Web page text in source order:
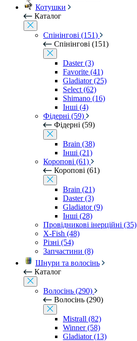
Котушки
Каталог
Спінінгові (151)
Спінінгові (151)
Daster (3)
Favorite (41)
Gladiator (25)
Select (62)
Shimano (16)
Інші (4)
Фідерні (59)
Фідерні (59)
Brain (38)
Інші (21)
Коропові (61)
Коропові (61)
Brain (21)
Daster (3)
Gladiator (9)
Інші (28)
Провідникові інерційні (35)
X-Fish (48)
Різні (54)
Запчастини (8)
Шнури та волосінь
Каталог
Волосінь (290)
Волосінь (290)
Mistrall (82)
Winner (58)
Gladiator (13)